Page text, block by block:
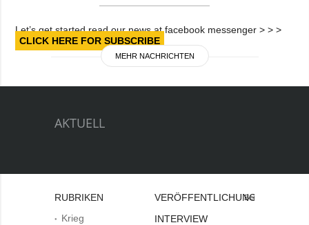
Let’s get started read our news at facebook messenger > > >
CLICK HERE FOR SUBSCRIBE
MEHR NACHRICHTEN
AKTUELL
RUBRIKEN
Krieg
VERÖFFENTLICHUNGEN
INTERVIEW
Bei